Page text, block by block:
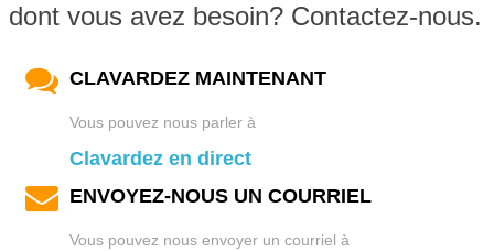
dont vous avez besoin? Contactez-nous.
CLAVARDEZ MAINTENANT
Vous pouvez nous parler à
Clavardez en direct
ENVOYEZ-NOUS UN COURRIEL
Vous pouvez nous envoyer un courriel à